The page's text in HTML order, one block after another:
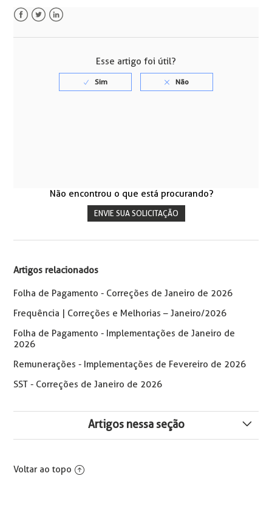
Esse artigo foi útil?
Não encontrou o que está procurando?
ENVIE SUA SOLICITAÇÃO
Artigos relacionados
Folha de Pagamento - Correções de Janeiro de 2026
Frequência | Correções e Melhorias – Janeiro/2026
Folha de Pagamento - Implementações de Janeiro de
2026
Remunerações - Implementações de Fevereiro de 2026
SST - Correções de Janeiro de 2026
Artigos nessa seção
Janeiro de 2026
Voltar ao topo